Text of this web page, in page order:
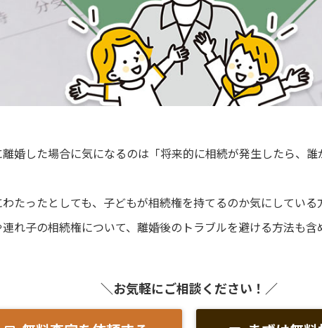
婚した場合に気になるのは「将来的に相続が発生したら、
たったとしても、子どもが相続権を持てるのか気にしている
れ子の相続権について、離婚後のトラブルを避ける方法も含
＼お気軽にご相談ください！／